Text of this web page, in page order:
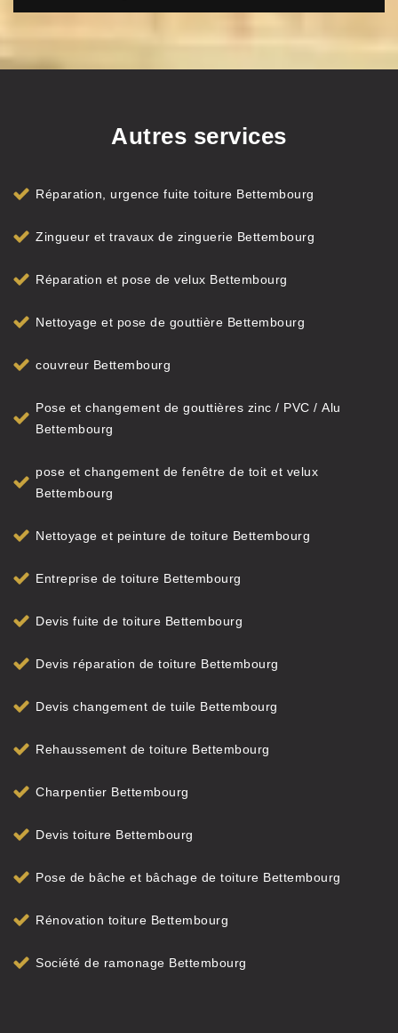
Autres services
Réparation, urgence fuite toiture Bettembourg
Zingueur et travaux de zinguerie Bettembourg
Réparation et pose de velux Bettembourg
Nettoyage et pose de gouttière Bettembourg
couvreur Bettembourg
Pose et changement de gouttières zinc / PVC / Alu
Bettembourg
pose et changement de fenêtre de toit et velux
Bettembourg
Nettoyage et peinture de toiture Bettembourg
Entreprise de toiture Bettembourg
Devis fuite de toiture Bettembourg
Devis réparation de toiture Bettembourg
Devis changement de tuile Bettembourg
Rehaussement de toiture Bettembourg
Charpentier Bettembourg
Devis toiture Bettembourg
Pose de bâche et bâchage de toiture Bettembourg
Rénovation toiture Bettembourg
Société de ramonage Bettembourg